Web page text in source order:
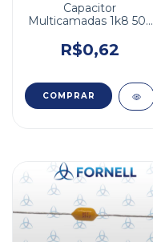
Capacitor
Multicamadas 1k8 50v
R$0,62